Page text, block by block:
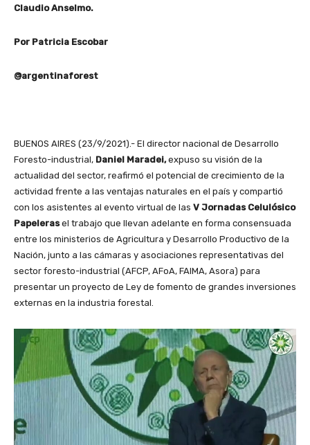
Claudio Anselmo.
Por Patricia Escobar
@argentinaforest
BUENOS AIRES (23/9/2021).- El director nacional de Desarrollo
Foresto-industrial, Daniel Maradei,expuso su visión de la
actualidad del sector, reafirmó el potencial de crecimiento de la
actividad frente a las ventajas naturales en el país y compartió
con los asistentes al evento virtual de las V Jornadas Celulósico
Papelerasel trabajo que llevan adelante en forma consensuada
entre los ministerios de Agricultura y Desarrollo Productivo de la
Nación, junto a las cámaras y asociaciones representativas del
sector foresto-industrial (AFCP, AFoA, FAIMA, Asora) para
presentar un proyecto de Ley de fomento de grandes inversiones
externas en la industria forestal.